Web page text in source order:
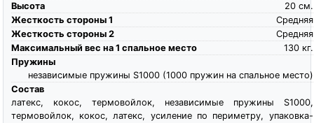
Высота
см.
20
Жесткость стороны 1
Средняя
Жесткость стороны 2
Средняя
Максимальный вес на 1 спальное место
кг.
130
Пружины
независимые пружины S1000 (1000 пружин на спальное место)
Состав
латекс, кокос, термовойлок, независимые пружины S1000,
термовойлок, кокос, латекс, усиление по периметру, упаковка-